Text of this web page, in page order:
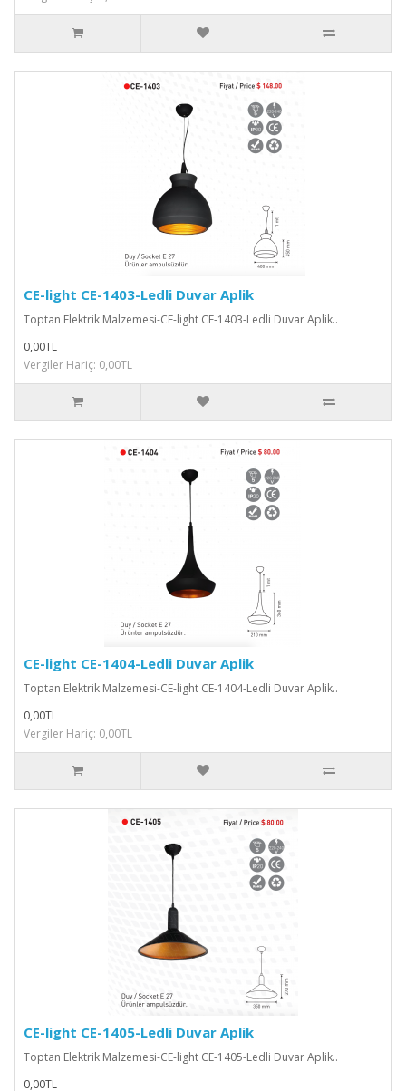
CE-light CE-1403-Ledli Duvar Aplik
Toptan Elektrik Malzemesi-CE-light CE-1403-Ledli Duvar Aplik..
0,00TL
Vergiler Hariç: 0,00TL
CE-light CE-1404-Ledli Duvar Aplik
Toptan Elektrik Malzemesi-CE-light CE-1404-Ledli Duvar Aplik..
0,00TL
Vergiler Hariç: 0,00TL
CE-light CE-1405-Ledli Duvar Aplik
Toptan Elektrik Malzemesi-CE-light CE-1405-Ledli Duvar Aplik..
0,00TL